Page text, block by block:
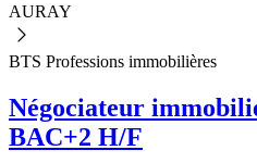
AURAY
BTS Professions immobilières
Négociateur
BAC+2 H/F